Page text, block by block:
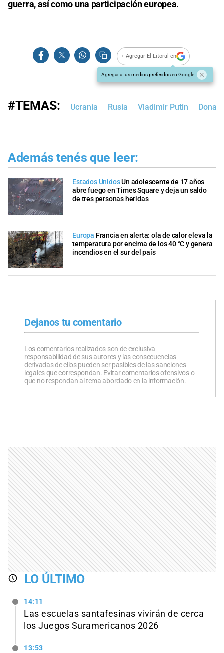
guerra, así como una participación europea.
+ Agregar El Litoral en
Agregar a tus medios preferidos en Google
#TEMAS: Ucrania Rusia Vladimir Putin
Además tenés que leer:
Estados UnidosUn adolescente de 17 años
abre fuego en Times Square y deja un saldo
de tres personas heridas
Europa Francia en alerta: ola de calor eleva la
temperatura por encima de los 40 °C y genera
incendios en el sur del país
Dejanos tu comentario
Los comentarios realizados son de exclusiva
responsabilidad de sus autores y las consecuencias
derivadas de ellos pueden ser pasibles de las sanciones
legales que correspondan. Evitar comentarios ofensivos o
que no respondan al tema abordado en la información.
LO ÚLTIMO
14:11
Las escuelas santafesinas vivirán de cerca
los Juegos Suramericanos 2026
13:53